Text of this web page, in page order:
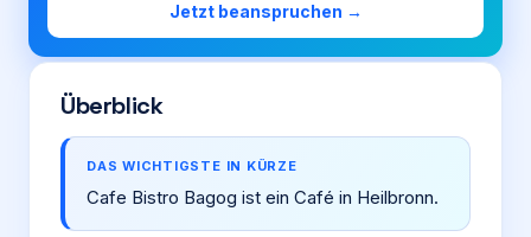
Jetzt beanspruchen →
Überblick
DAS WICHTIGSTE IN KÜRZE
Cafe Bistro Bagog ist ein Café in Heilbronn.